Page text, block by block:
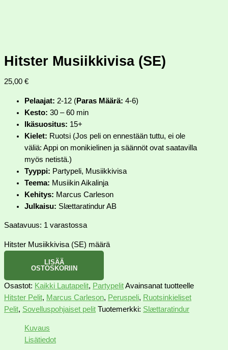
Hitster Musiikkivisa (SE)
25,00 €
Pelaajat: 2-12 (Paras Määrä: 4-6)
Kesto: 30 – 60 min
Ikäsuositus: 15+
Kielet: Ruotsi (Jos peli on ennestään tuttu, ei ole
väliä: Appi on monikielinen ja säännöt ovat saatavilla
myös netistä.)
Tyyppi: Partypeli, Musiikkivisa
Teema: Musiikin Aikalinja
Kehitys: Marcus Carleson
Julkaisu: Slættaratindur AB
Saatavuus: 1 varastossa
Hitster Musiikkivisa (SE) määrä
LISÄÄ
OSTOSKORIIN
Osastot: Kaikki Lautapelit, PartypelitAvainsanat tuotteelle
Hitster Pelit, Marcus Carleson, Peruspeli, Ruotsinkieliset
Pelit, Sovelluspohjaiset pelit Tuotemerkki: Slættaratindur
Kuvaus
Lisätiedot